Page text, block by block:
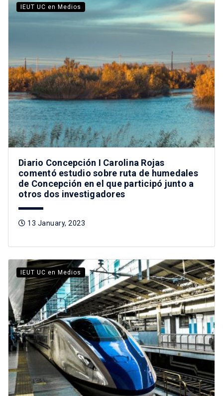
IEUT UC en Medios
Diario Concepción I Carolina Rojas
comentó estudio sobre ruta de humedales
de Concepción en el que participó junto a
otros dos investigadores
13 January, 2023
IEUT UC en Medios